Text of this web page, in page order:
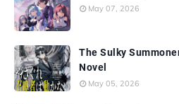
May 07, 2026
The Sulky
Novel
May 05, 2026